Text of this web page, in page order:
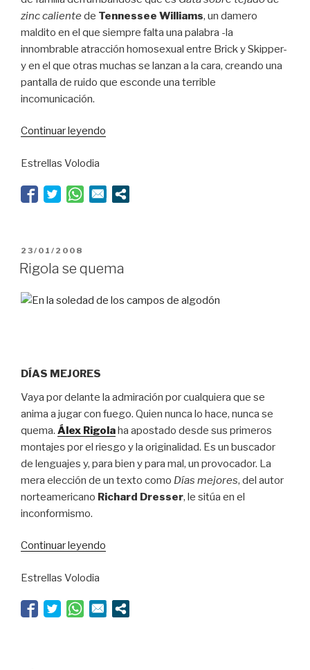
zinc caliente de Tennessee Williams, un damero
maldito en el que siempre falta una palabra -la
innombrable atracción homosexual entre Brick y Skipper-
y en el que otras muchas se lanzan a la cara, creando una
pantalla de ruido que esconde una terrible
incomunicación.
Continuar leyendo
los
Estrellas Volodia
PUBLICADO
EL
23/01/2008
Rigola se quema
DÍAS MEJORES
Vaya por delante la admiración por cualquiera que se
anima a jugar con fuego. Quien nunca lo hace, nunca se
quema. Álex Rigolaha apostado desde sus primeros
montajes por el riesgo y la originalidad. Es un buscador
de lenguajes y, para bien y para mal, un provocador. La
mera elección de un texto como Días mejores, del autor
norteamericano Richard Dresser, le sitúa en el
inconformismo.
Continuar leyendo
Estrellas Volodia